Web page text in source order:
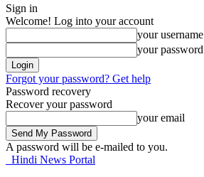
Sign in
Welcome! Log into your account
your username
your password
Forgot your password? Get help
Password recovery
Recover your password
your email
A password will be e-mailed to you.
Hindi News Portal